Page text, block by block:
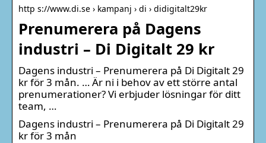
http s://www.di.se › kampanj › di › didigitalt29kr
Prenumerera på Dagens
industri – Di Digitalt 29 kr
Dagens industri – Prenumerera på Di Digitalt 29
kr för 3 mån. … Är ni i behov av ett större antal
prenumerationer? Vi erbjuder lösningar för ditt
team, …
Dagens industri – Prenumerera på Di Digitalt 29
kr för 3 mån